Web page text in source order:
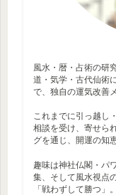
風水・暦・占術の研
道・気学・古代仙術
で、独自の運気改善
これまでに引っ越し
相談を受け、寄せら
グを通じ、開運の知
趣味は神社仏閣・パ
集、そして風水視点
「戦わずして勝つ」。